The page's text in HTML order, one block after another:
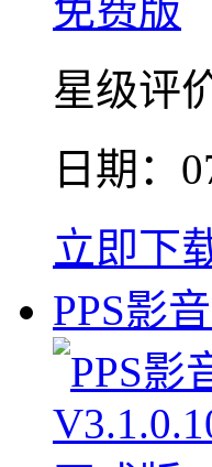
星级评
日期：
立即下
PPS影